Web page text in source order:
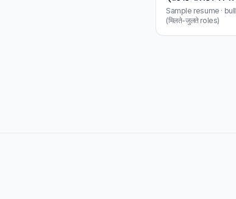
Sample resume ·
(मिलते-जुलते roles)